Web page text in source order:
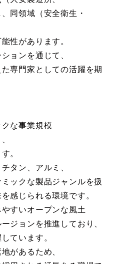
同領域（安全衛生・
性があります。
ョンを通じて、
専門家としての活躍を期
な事業規模
。
タン、アルミ、
ックな製品ジャンルを扱
感じられる環境です。
すいオープンな風土
ジョンを推進しており、
ています。
があるため、